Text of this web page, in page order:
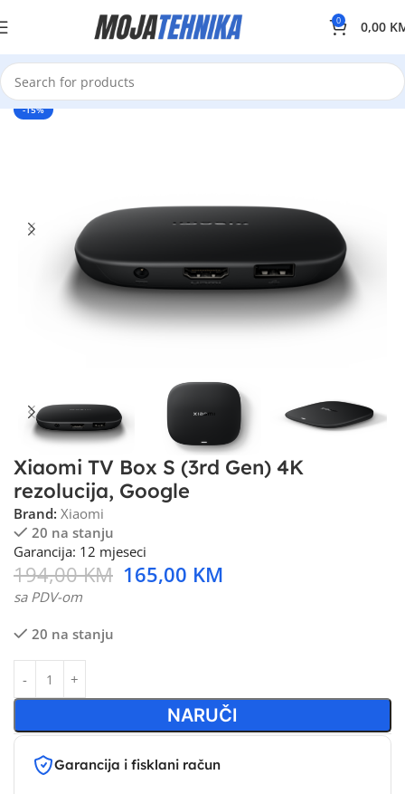
0 0,00
-15%
Xiaomi TV Box S (3rd Gen) 4K
rezolucija, Google
Brand: Xiaomi
20 na stanju
Garancija: 12 mjeseci
194,00KM 165,00 KM
sa PDV-om
20 na stanju
NARUČI
Garancija i fisklani račun